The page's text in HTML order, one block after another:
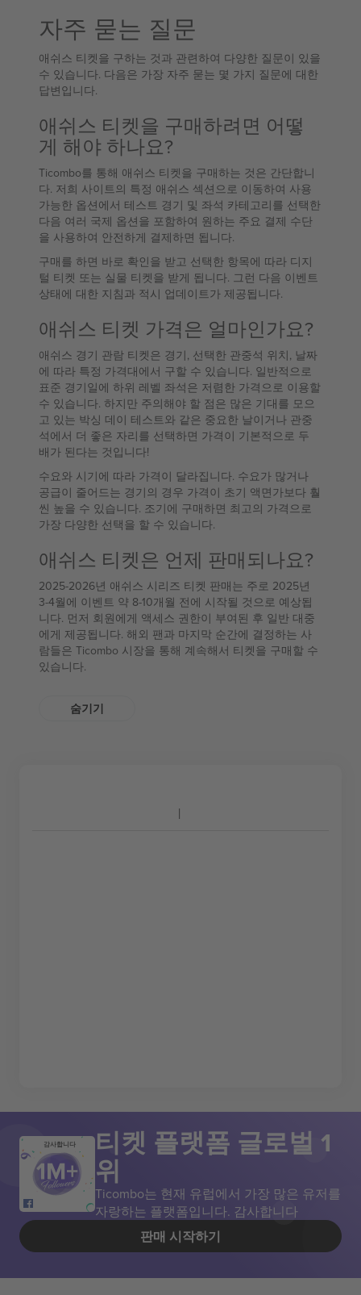
자주 묻는 질문
애쉬스 티켓을 구하는 것과 관련하여 다양한 질문이 있을
수 있습니다. 다음은 가장 자주 묻는 몇 가지 질문에 대한
답변입니다.
애쉬스 티켓을 구매하려면 어떻
게 해야 하나요?
Ticombo를 통해 애쉬스 티켓을 구매하는 것은 간단합니
다. 저희 사이트의 특정 애쉬스 섹션으로 이동하여 사용
가능한 옵션에서 테스트 경기 및 좌석 카테고리를 선택한
다음 여러 국제 옵션을 포함하여 원하는 주요 결제 수단
을 사용하여 안전하게 결제하면 됩니다.
구매를 하면 바로 확인을 받고 선택한 항목에 따라 디지
털 티켓 또는 실물 티켓을 받게 됩니다. 그런 다음 이벤트
상태에 대한 지침과 적시 업데이트가 제공됩니다.
애쉬스 티켓 가격은 얼마인가요?
애쉬스 경기 관람 티켓은 경기, 선택한 관중석 위치, 날짜
에 따라 특정 가격대에서 구할 수 있습니다. 일반적으로
표준 경기일에 하위 레벨 좌석은 저렴한 가격으로 이용할
수 있습니다. 하지만 주의해야 할 점은 많은 기대를 모으
고 있는 박싱 데이 테스트와 같은 중요한 날이거나 관중
석에서 더 좋은 자리를 선택하면 가격이 기본적으로 두
배가 된다는 것입니다!
수요와 시기에 따라 가격이 달라집니다. 수요가 많거나
공급이 줄어드는 경기의 경우 가격이 초기 액면가보다 훨
씬 높을 수 있습니다. 조기에 구매하면 최고의 가격으로
가장 다양한 선택을 할 수 있습니다.
애쉬스 티켓은 언제 판매되나요?
2025-2026년 애쉬스 시리즈 티켓 판매는 주로 2025년
3-4월에 이벤트 약 8-10개월 전에 시작될 것으로 예상됩
니다. 먼저 회원에게 액세스 권한이 부여된 후 일반 대중
에게 제공됩니다. 해외 팬과 마지막 순간에 결정하는 사
람들은 Ticombo 시장을 통해 계속해서 티켓을 구매할 수
있습니다.
숨기기
감사합니다 티켓 플랫폼 글로벌 1
위
Ticombo는 현재 유럽에서 가장 많은 유저를
자랑하는 플랫폼입니다. 감사합니다
판매 시작하기